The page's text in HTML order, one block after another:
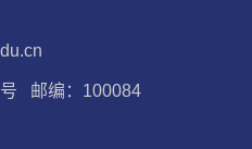
邮编：100084